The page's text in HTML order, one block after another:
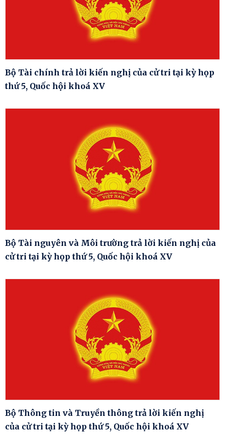
Bộ Tài chính trả lời kiến nghị của cử tri tại kỳ họp
thứ 5, Quốc hội khoá XV
Bộ Tài nguyên và Môi trường trả lời kiến nghị của
cử tri tại kỳ họp thứ 5, Quốc hội khoá XV
Bộ Thông tin và Truyền thông trả lời kiến nghị
của cử tri tại kỳ họp thứ 5, Quốc hội khoá XV